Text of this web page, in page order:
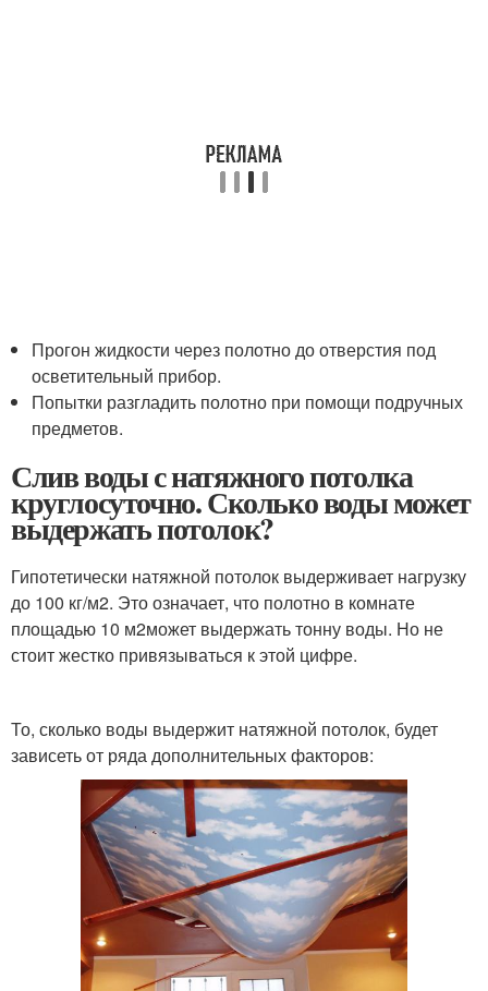
Прогон жидкости через полотно до отверстия под
осветительный прибор.
Попытки разгладить полотно при помощи подручных
предметов.
Слив воды с натяжного потолка
круглосуточно. Сколько воды может
выдержать потолок?
Гипотетически натяжной потолок выдерживает нагрузку
до 100 кг/м2. Это означает, что полотно в комнате
площадью 10 м2может выдержать тонну воды. Но не
стоит жестко привязываться к этой цифре.
То, сколько воды выдержит натяжной потолок, будет
зависеть от ряда дополнительных факторов: